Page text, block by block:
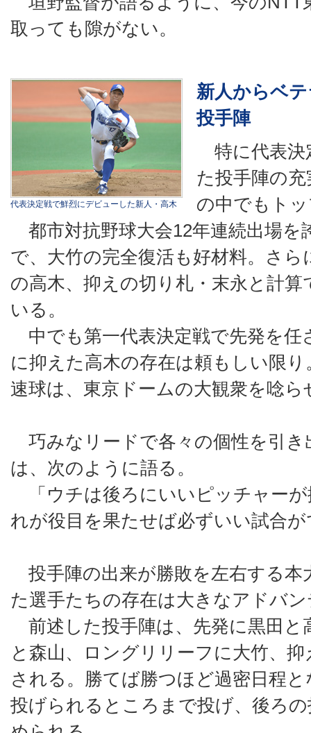
取っても隙がない。
代表決定戦で鮮烈にデビューした新人・高木
新人からベ
投手陣
特に代表決
た投手陣の
の中でもト
都市対抗野球大会12年連続出場を
で、大竹の完全復活も好材料。さら
の高木、抑えの切り札・末永と計
いる。
中でも第一代表決定戦で先発を任
に抑えた高木の存在は頼もしい限
速球は、東京ドームの大観衆を唸
巧みなリードで各々の個性を引き
は、次のように語る。
「ウチは後ろにいいピッチャー
れが役目を果たせば必ずいい試合
投手陣の出来が勝敗を左右する本
た選手たちの存在は大きなアドバ
前述した投手陣は、先発に黒田と
と森山、ロングリリーフに大竹、
される。勝てば勝つほど過密日程
投げられるところまで投げ、後ろ